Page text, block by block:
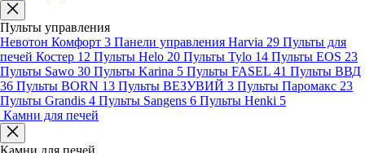
Пульты управления
Невотон Комфорт 3 Панели управления Harvia 29 Пульты для
печей Костер 12 Пульты Helo 20 Пульты Tylo 14 Пульты EOS 23
Пульты Sawo 30 Пульты Karina 5 Пульты FASEL 41 Пульты ВВД
36 Пульты BORN 13 Пульты ВЕЗУВИЙ 3 Пульты Паромакс 23
Пульты Grandis 4 Пульты Sangens 6 Пульты Henki 5
Камни для печей
Камни для печей